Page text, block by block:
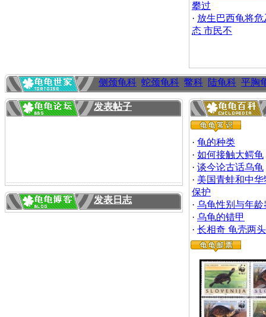
攀过
· 放生巴西龟将危
态 市民不
侧颈龟科 蛇颈龟科 鳖科 陆龟科 平胸
发表帖子
发表日志
· 龟的种类
· 如何接触大鳄龟
· 谈今论古话乌龟
· 美国青蛙和中
保护
· 乌龟性别与年龄
· 乌龟的错甲
· 长相奇 龟壳两